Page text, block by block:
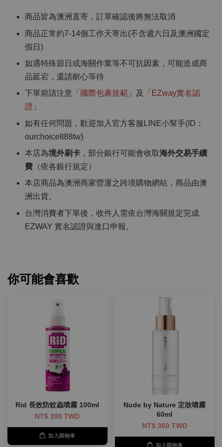
商品皆為澳洲直寄，訂單確認後將無法取消
商品正常約7-14個工作天寄出(不含週六日及澳洲國定
假日)
如遇特殊節日或海關作業等不可抗因素，可能造成商
品延宕，還請耐心等待
下單前請注意「 國際包裹規範 」及「 EZway實名認
證 」
如有任何問題，歡迎加入官方客服LINE小幫手(ID：
ourchoice888tw)
本店為境外刷卡 ，部分銀行可能會收取海外交易手續
費 （依各銀行規定）
本店商品為澳洲商家營運之跨境購物網站，商品由澳
洲出貨。
台灣消費者下單後，收件人需依台灣海關規定完成
EZWAY 實名認證與進口申報。
你可能會喜歡
Rid 長效防蚊蟲噴霧 100ml
NT$ 398 TWD
加入購物車
Nude by Nature 定妝噴霧
60ml
NT$ 360 TWD
加入購物車